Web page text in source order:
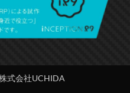
式会社UCHIDA